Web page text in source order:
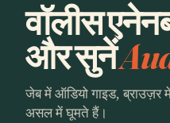
वॉलीस
और सुनें
जेब में ऑडियो गाइड, ब्राउज़र
असल में घूमते हैं।